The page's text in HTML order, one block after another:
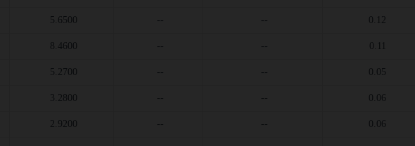
5.6500 -- -- 0.12
8.4600 -- -- 0.11
5.2700 -- -- 0.05
3.2800 -- -- 0.06
2.9200 -- -- 0.06